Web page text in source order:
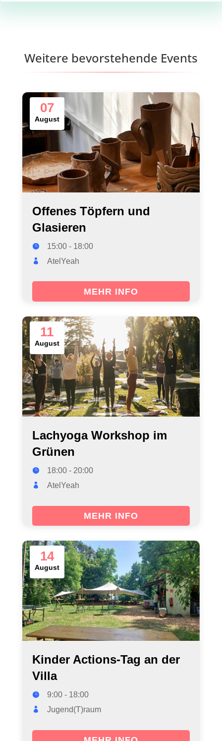
Weitere bevorstehende Events
07
August
Offenes Töpfern und
Glasieren
15:00 - 18:00
AtelYeah
MEHR INFO
11
August
Lachyoga Workshop im
Grünen
18:00 - 20:00
AtelYeah
MEHR INFO
14
August
Kinder Actions-Tag an der
Villa
9:00 - 18:00
Jugend(T)raum